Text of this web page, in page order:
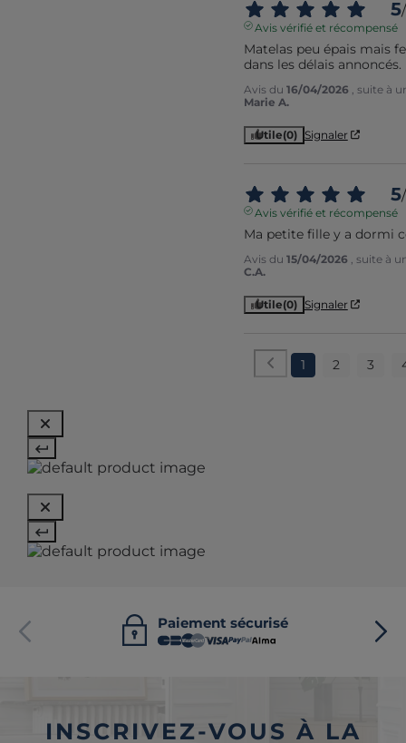
5/
Avis vérifié et récompensé
Matelas peu épais mais
dans les délais
Avis du 16/04/2026
, suite à
Marie A.
Utile(0) Signaler
5/
Avis vérifié et récompensé
Ma petite fille y a dormi
Avis du 15/04/2026
, suite à
C.A.
Utile(0) Signaler
1 2 3
Paiement sécurisé
INSCRIVEZ-VOUS À LA